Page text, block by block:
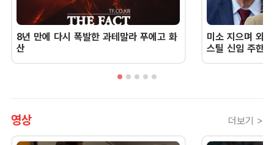
8년 만에 다시 폭발한 과테말라 푸에고 화
산
미소 지으며 외
스틸 신임 주한
영상 더보기 >